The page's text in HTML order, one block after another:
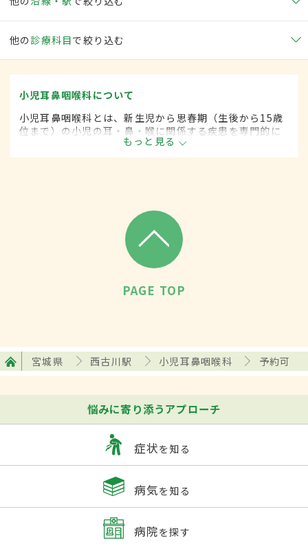
他の 診療科目で絞り込む
小児耳鼻咽喉科について
小児耳鼻咽喉科とは、新生児から思春期（生後から15歳
位まで）の小児の耳・鼻・喉に関係する疾患を専門的に
もっと見る
PAGE TOP
宮城県 西古川駅 小児耳鼻咽喉科 予約可
悩みに寄り添うアプローチ
症状を知る
病気を知る
病院を探す